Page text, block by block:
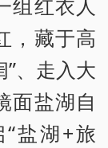
组红衣人
，藏于高
、走入大
面盐湖自
盐湖+旅